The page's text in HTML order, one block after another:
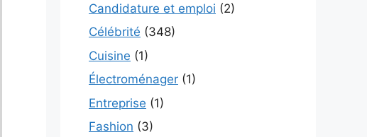
Candidature et emploi (2)
Célébrité (348)
Cuisine (1)
Électroménager (1)
Entreprise (1)
Fashion (3)